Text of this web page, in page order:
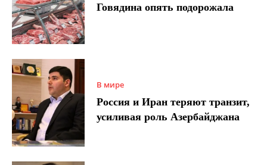
Говядина опять подорожала
В мире
Россия и Иран теряют транзит,
усиливая роль Азербайджана